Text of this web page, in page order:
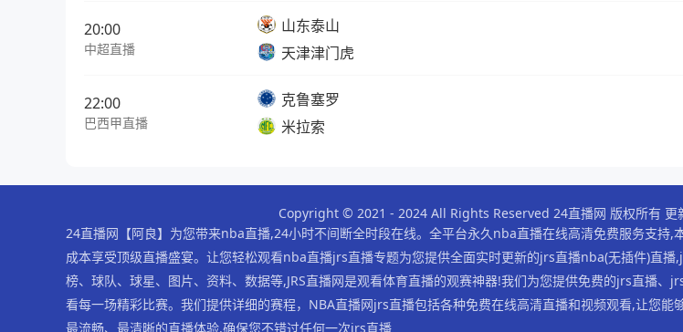
20:00
中超直播
山东泰山
天津津门虎
22:00
巴西甲直播
克鲁塞罗
米拉索
Copyright © 2021 - 2024 All Rights Reserved 24直播网 版权所有 更
24直播网【阿良】为您带来nba直播,24小时不间断全时段在线。全平台永久nba直播在线高清免费服务支持
成本享受顶级直播盛宴。让您轻松观看nba直播jrs直播专题为您提供全面实时更新的jrs直播nba(无插件)直
榜、球队、球星、图片、资料、数据等,JRS直播网是观看体育直播的观赛神器!我们为您提供免费的jrs直播
看每一场精彩比赛。我们提供详细的赛程，NBA直播网jrs直播包括各种免费在线高清直播和视频观看,让您
最流畅、最清晰的直播体验,确保您不错过任何一次jrs直播